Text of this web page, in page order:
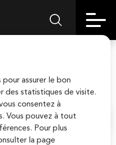
assurer le bon
des statistiques de visite.
consentez à
Vous pouvez à tout
Pour plus
la page
Skip to
site map
Menu principalRechercher sur